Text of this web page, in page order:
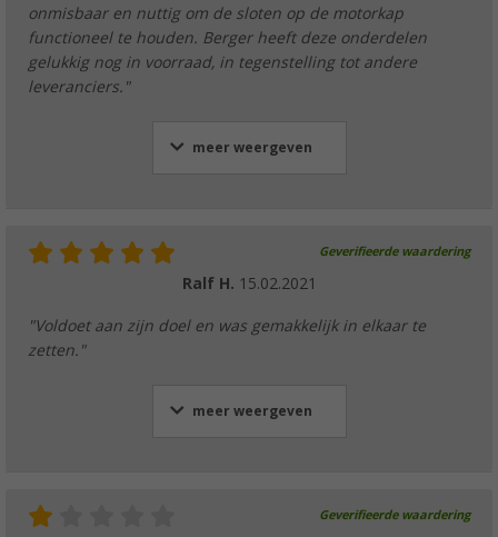
onmisbaar en nuttig om de sloten op de motorkap
functioneel te houden. Berger heeft deze onderdelen
gelukkig nog in voorraad, in tegenstelling tot andere
leveranciers."
meer weergeven
Geverifieerde waardering
Ralf H. 15.02.2021
"Voldoet aan zijn doel en was gemakkelijk in elkaar te
zetten."
meer weergeven
Geverifieerde waardering